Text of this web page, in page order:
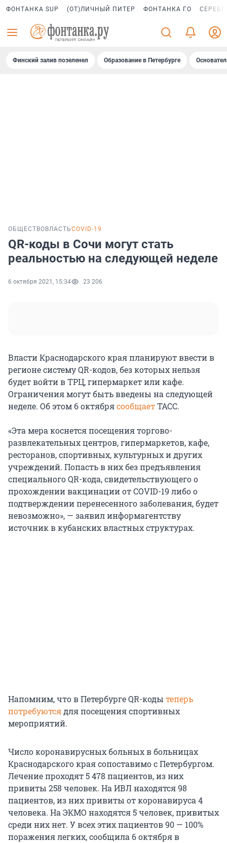
ФОНТАНКА SUP (ОТ)ЛИЧНЫЙ ПИТЕР ФОНТАНКА ГО
Финский залив позеленел Образование в Петербурге
ОБЩЕСТВО ВЛАСТЬCOVID-19
QR-коды в Сочи могут стать
реальностью на следующей неделе
6 октября 2021, 15:34 23 206
Власти Краснодарского края планируют ввести в
регионе систему QR-кодов, без которых нельзя
будет войти в ТРЦ, гипермаркет или кафе.
Ограничения могут быть введены на следующей
неделе. Об этом 6 октябрясообщаетТАСС.
«Эта мера коснется посещения торгово-
развлекательных центров, гипермаркетов, кафе,
ресторанов, спортивных, культурных и других
учреждений. Попасть в них без предъявления
специального QR-кода, свидетельствующего о
прохождении вакцинации от COVID-19 либо о
подтверждении перенесенного заболевания, будет
невозможно», — заявил информагентству
источник в кубанских властных структурах.
Напомним, что в Петербурге QR-коды теперь
потребуютсядля посещения спортивных
мероприятий.
Число коронавирусных больных в больницах
Краснодарского края сопоставимо с Петербургом.
Лечение проходят 5 478 пациентов, из них
привиты 258 человек. На ИВЛ находятся 98
пациентов, из них привиты от коронавируса 4
человека. На ЭКМО находятся 5 человек, привитых
среди них нет. У всех этих пациентов 90 — 100%
поражения легких, сообщила 6 октября в